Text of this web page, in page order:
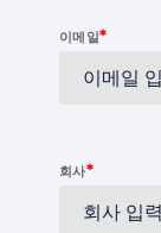
이메일*
회사*